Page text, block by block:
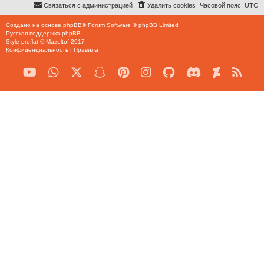
Часовой пояс: UTC
Удалить cookies
Связаться с администрацией
Создано на основе phpBB® Forum Software © phpBB Limited
Русская поддержка phpBB
Style proflat ©Mazeltof 2017
Конфиденциальность | Правила